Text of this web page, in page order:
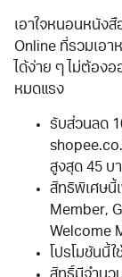
เอาใจหนอนหนัง
Online ที่รวมเอา
ได้ง่าย ๆ ไม่ต้อง
หมดแรง
รับส่วนลด
สูงสุด 45 บ
สิทธิพิเศษนี้
Member,
Welcome
โปรโมชันนี้